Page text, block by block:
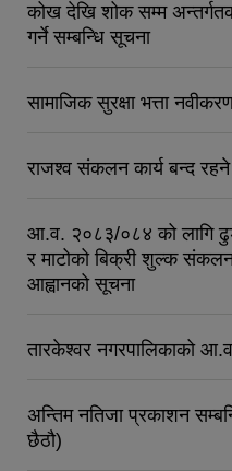
कोख देखि शोक सम्म
गर्ने सम्बन्धि सूचना
सामाजिक सुरक्षा भत्ता
राजश्व संकलन कार्य बन्द
आ.व. २०८३/०८४ को लागि
र माटोको बिक्री शुल्क
आह्वानको सूचना
तारकेश्वर नगरपालिकाको
अन्तिम नतिजा प्रकाशन
छैठौ)